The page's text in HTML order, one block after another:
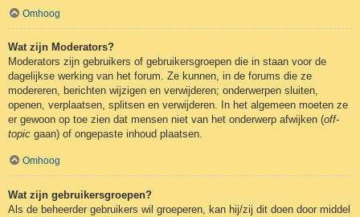
Omhoog
Wat zijn Moderators?
Moderators zijn gebruikers of gebruikersgroepen die in staan voor de
dagelijkse werking van het forum. Ze kunnen, in de forums die ze
modereren, berichten wijzigen en verwijderen; onderwerpen sluiten,
openen, verplaatsen, splitsen en verwijderen. In het algemeen moeten ze
er gewoon op toe zien dat mensen niet van het onderwerp afwijken (off-
topic gaan) of ongepaste inhoud plaatsen.
Omhoog
Wat zijn gebruikersgroepen?
Als de beheerder gebruikers wil groeperen, kan hij/zij dit doen door middel